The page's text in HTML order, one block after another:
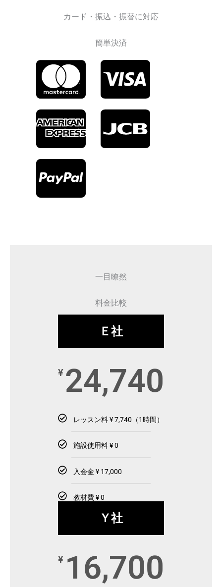
カード・振込・振替に対応
簡単決済
一目瞭然
料金比較
Ｅ社
¥ 24,740
レッスン料 ¥ 7,740（1時間）
施設使用料 ¥ 0
入会金 ¥ 17,000
教材費 ¥ 0
Ｙ社
¥ 16,700